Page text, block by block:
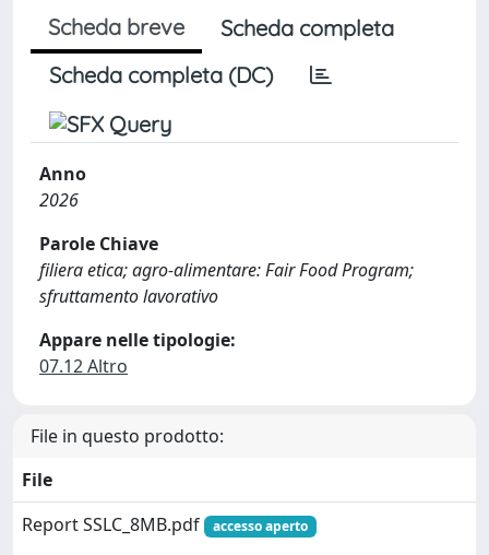
Scheda breve
Scheda completa
Scheda completa (DC)
Anno
2026
Parole Chiave
filiera etica; agro-alimentare: Fair Food Program;
sfruttamento lavorativo
Appare nelle tipologie:
07.12 Altro
File in questo prodotto:
File
Report SSLC_8MB.pdf
accesso aperto